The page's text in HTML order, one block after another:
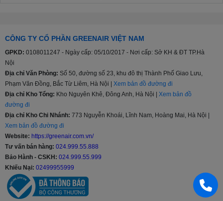
lạnh đi dọc theo trần nhà rồi tỏa đều khắp phòng, tránh thổi
trực tiếp vào người, mang lại cảm giác dễ chịu và bảo vệ sức
Làm lạnh nhanh Powerful:Đạt nhiệt độ cài đặt chỉ trong 20
phút sau khi khởi động, xua tan cái nóng oi bực tức thì.
Tiết kiệm điện năng tối ưu
Công nghệ biến tần Inverter:
nén linh hoạt, duy trì nhiệt độ ổn định và giúp tiết kiệm đáng
kể chi phí tiền điện hàng tháng.
Chế độ Econo:Giới hạn mức tiêu thụ điện năng tối đa, ngăn
ngừa tình trạng quá tải cầu dao khi sử dụng chung với nhiều
thiết bị điện khác.
Mắt thần thông minh (Intelligent Eye): Sử dụng cảm biến
CÔNG TY CỔ PHẦN GREENAIR VIỆT NAM
GPKD: 0108011247 - Ngày cấp: 05/10/2017 - Nơi cấp: Sở KH & ĐT TP.Hà
Nội
Địa chỉ Văn Phòng: Số 50, đường số 23, khu đô thị Thành Phố Giao Lưu,
Phạm Văn Đồng, Bắc Từ Liêm, Hà Nội | Xem bản đồ đường đi
Địa chỉ Kho Tổng: Kho Nguyên Khê, Đông Anh, Hà Nội | Xem bản đồ
đường đi
Địa chỉ Kho Chi Nhánh: 773 Nguyễn Khoái, Lĩnh Nam, Hoàng Mai, Hà Nội |
Xem bản đồ đường đi
Website: https://greenair.com.vn/
Tư vấn bán hàng: 024.999.55.888
Bảo Hành - CSKH: 024.999.55.999
Khiếu Nại: 02499955999